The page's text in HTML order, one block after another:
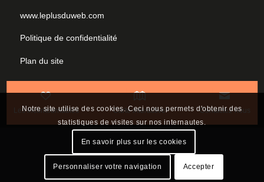
Les incontournables Carte interactive Contactez-nous
www.leplusduweb.com
Politique de confidentialité
Plan du site
Mentions légales
Nous contacter
Notre site utilise des cookies. Ceci nous permets d'obtenir des
statistiques de visites sur nos internautes.
En savoir plus sur les cookies
Personnaliser votre navigation Accepter